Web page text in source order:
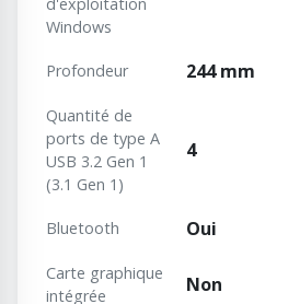
d'exploitation
Windows
Profondeur 244 mm
Quantité de
ports de type A
USB 3.2 Gen 1
(3.1 Gen 1)
4
Bluetooth Oui
Carte graphique
intégrée
Non